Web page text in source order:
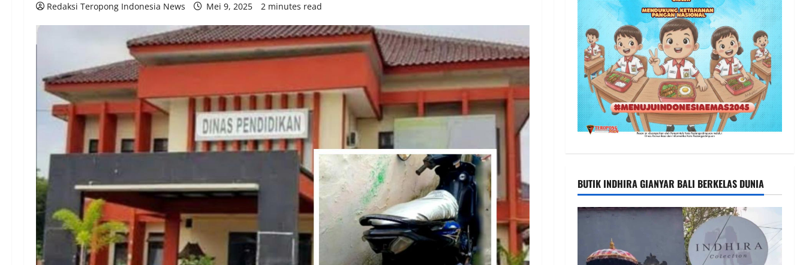
Redaksi Teropong Indonesia News Mei 9, 2025 2 minutes read
BUTIK INDHIRA GIANYAR BALI BERKELAS DUNIA